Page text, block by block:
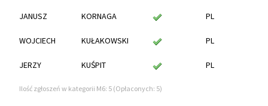
JANUSZ KORNAGA PL
WOJCIECH KUŁAKOWSKI PL
JERZY KUŚPIT PL
Ilość zgłoszeń w kategorii M6: 5 (Opłaconych: 5)